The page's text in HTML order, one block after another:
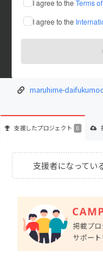
I agree to the Terms
I agree to the
これまでに1件のプロ
在住国：日本 現在地：大
出身国：日本 出身地：大
〒596-0825 岸和田市土
（FAXも同じ） 営業時
maruhime-
支援したプロジェクト 0
支援者になってい